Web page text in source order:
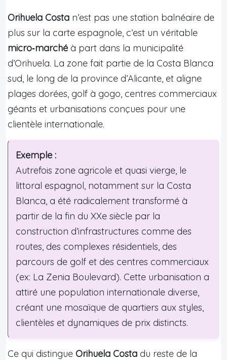
Orihuela Costa n’est pas une station balnéaire de
plus sur la carte espagnole, c’est un véritable
micro‑marché à part dans la municipalité
d’Orihuela. La zone fait partie de la Costa Blanca
sud, le long de la province d’Alicante, et aligne
plages dorées, golf à gogo, centres commerciaux
géants et urbanisations conçues pour une
clientèle internationale.
Exemple :
Autrefois zone agricole et quasi vierge, le
littoral espagnol, notamment sur la Costa
Blanca, a été radicalement transformé à
partir de la fin du XXe siècle par la
construction d’infrastructures comme des
routes, des complexes résidentiels, des
parcours de golf et des centres commerciaux
(ex: La Zenia Boulevard). Cette urbanisation a
attiré une population internationale diverse,
créant une mosaïque de quartiers aux styles,
clientèles et dynamiques de prix distincts.
Ce qui distingue Orihuela Costa du reste de la